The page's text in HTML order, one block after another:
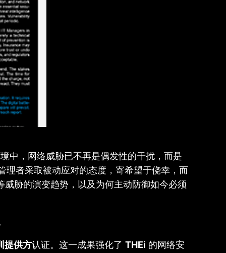
中，网络威胁已不再是偶发性的干扰，而是
者采取被动应对的态度，寄希望于侥幸，而
胁的演变趋势，以及为何主动防御如今必须
提供方认证。这一成果强化了 THEi 的网络安